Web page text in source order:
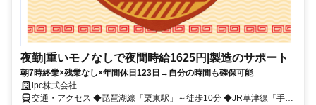
夜勤|重いモノなしで夜間時給1625円|製造のサポート
朝7時終業×残業なし×年間休日123日→自分の時間も確保可能
ipc株式会社
交通・アクセス ◆琵琶湖線「栗東駅」～徒歩10分 ◆JR草津線「手原